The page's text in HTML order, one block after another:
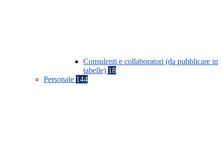
Consulenti e collaboratori (da pubblicare in
tabelle) 18
Personale 144